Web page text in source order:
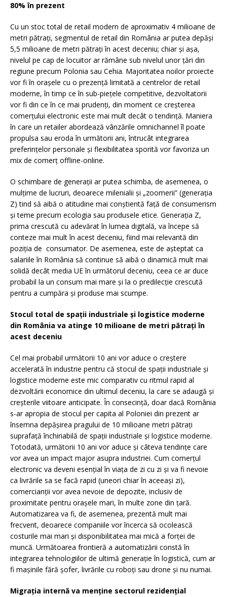
80% în prezent
Cu un stoc total de retail modern de aproximativ 4 milioane de
metri pătrați, segmentul de retail din România ar putea depăși
5,5 milioane de metri pătrați în acest deceniu; chiar și așa,
nivelul pe cap de locuitor ar rămâne sub nivelul unor țări din
regiune precum Polonia sau Cehia. Majoritatea noilor proiecte
vor fi în orașele cu o prezență limitată a centrelor de retail
moderne, în timp ce în sub-piețele competitive, dezvoltatorii
vor fi din ce în ce mai prudenți, din moment ce creșterea
comerțului electronic este mai mult decât o tendință. Maniera
în care un retailer abordează vânzările omnichannel îl poate
propulsa sau eroda în următorii ani, întrucât integrarea
preferințelor personale și flexibilitatea sporită vor favoriza un
mix de comerț offline-online.
O schimbare de generații ar putea schimba, de asemenea, o
mulțime de lucruri, deoarece milenialii și „zoomerii” (generația
Z) tind să aibă o atitudine mai conștientă față de consumerism
și teme precum ecologia sau produsele etice. Generația Z,
prima crescută cu adevărat în lumea digitală, va începe să
conteze mai mult în acest deceniu, fiind mai relevantă din
poziția de consumator. De asemenea, este de așteptat ca
salariile în România să continue să aibă o dinamică mult mai
solidă decât media UE în următorul deceniu, ceea ce ar duce
probabil la un consum mai mare și la o predilecție crescută
pentru a cumpăra și produse mai scumpe.
Stocul total de spații industriale și logistice moderne
din România va atinge 10 milioane de metri pătrați în
acest deceniu
Cel mai probabil următorii 10 ani vor aduce o creștere
accelerată în industrie pentru că stocul de spații industriale și
logistice moderne este mic comparativ cu ritmul rapid al
dezvoltării economice din ultimul deceniu, la care se adaugă și
creșterile viitoare anticipate. În consecință, doar dacă România
s-ar apropia de stocul per capita al Poloniei din prezent ar
însemna depășirea pragului de 10 milioane metri pătrați
suprafață închiriabilă de spații industriale și logistice moderne.
Totodată, următorii 10 ani vor aduce și câteva tendințe care
vor avea un impact major asupra industriei. Cum comerțul
electronic va deveni esențial în viața de zi cu zi și va fi nevoie
ca livrările sa se facă rapid (uneori chiar în aceeași zi),
comercianții vor avea nevoie de depozite, inclusiv de
proximitate pentru orașele mari, în multe zone din țară.
Automatizarea va fi, de asemenea, prezentă mult mai
frecvent, deoarece companiile vor încerca să ocolească
costurile mai mari și disponibilitatea mai mică a forței de
muncă. Următoarea frontieră a automatizării constă în
integrarea tehnologiilor de ultimă generație în logistică, cum ar
fi mașinile fără șofer, livrările cu roboți sau drone și nu numai.
Migrația internă va menține sectorul rezidențial